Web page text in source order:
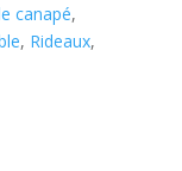
canapé,
, Rideaux,